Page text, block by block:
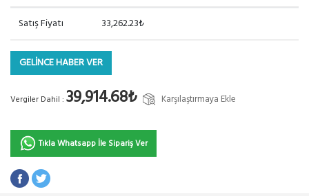
Satış Fiyatı 33,262.23₺
GELİNCE HABER VER
Vergiler Dahil : 39,914.68₺ Karşılaştırmaya Ekle
Tıkla Whatsapp İle Sipariş Ver